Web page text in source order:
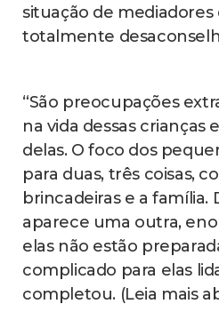
situação de
totalmente
“São preocupações
na vida dessas crianças
delas. O foco dos
para duas, três coisas,
brincadeiras e a família.
aparece uma outra,
elas não estão
complicado para elas
completou. (Leia mais